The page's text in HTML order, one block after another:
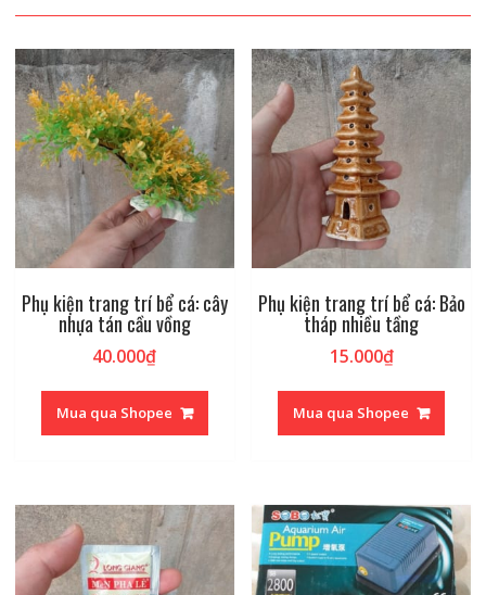
Phụ kiện trang trí bể cá: cây
nhựa tán cầu vồng
40.000₫
Mua qua Shopee
Phụ kiện trang trí bể cá: Bảo
tháp nhiều tầng
15.000₫
Mua qua Shopee